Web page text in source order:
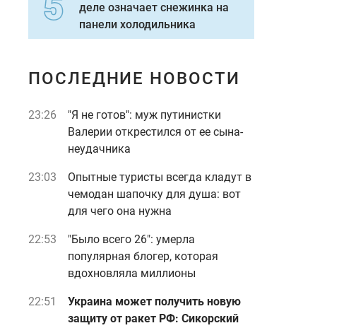
деле означает снежинка на
панели холодильника
ПОСЛЕДНИЕ НОВОСТИ
23:26
"Я не готов": муж путинистки
Валерии открестился от ее сына-
неудачника
23:03
Опытные туристы всегда кладут в
чемодан шапочку для душа: вот
для чего она нужна
22:53
"Было всего 26": умерла
популярная блогер, которая
вдохновляла миллионы
22:51
Украина может получить новую
защиту от ракет РФ: Сикорский